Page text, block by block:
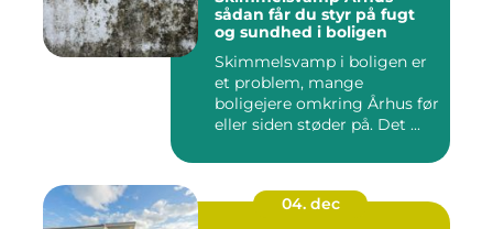
sådan får du styr på fugt
og sundhed i boligen
Skimmelsvamp i boligen er
et problem, mange
boligejere omkring Århus før
eller siden støder på. Det ...
04. dec